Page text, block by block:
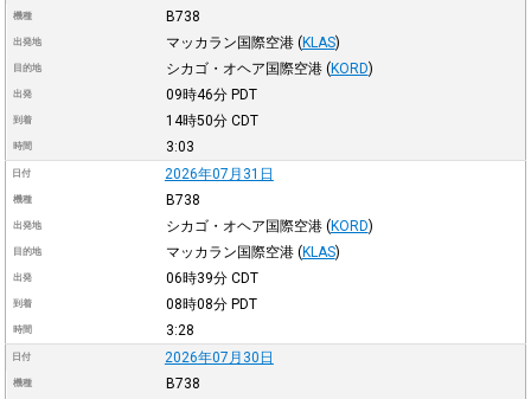
機種 B738
出発地 マッカラン国際空港 (KLAS)
目的地 シカゴ・オヘア国際空港 (KORD)
出発 09時46分 PDT
到着 14時50分 CDT
時間 3:03
日付 2026年07月31日
機種 B738
出発地 シカゴ・オヘア国際空港 (KORD)
目的地 マッカラン国際空港 (KLAS)
出発 06時39分 CDT
到着 08時08分 PDT
時間 3:28
日付 2026年07月30日
機種 B738